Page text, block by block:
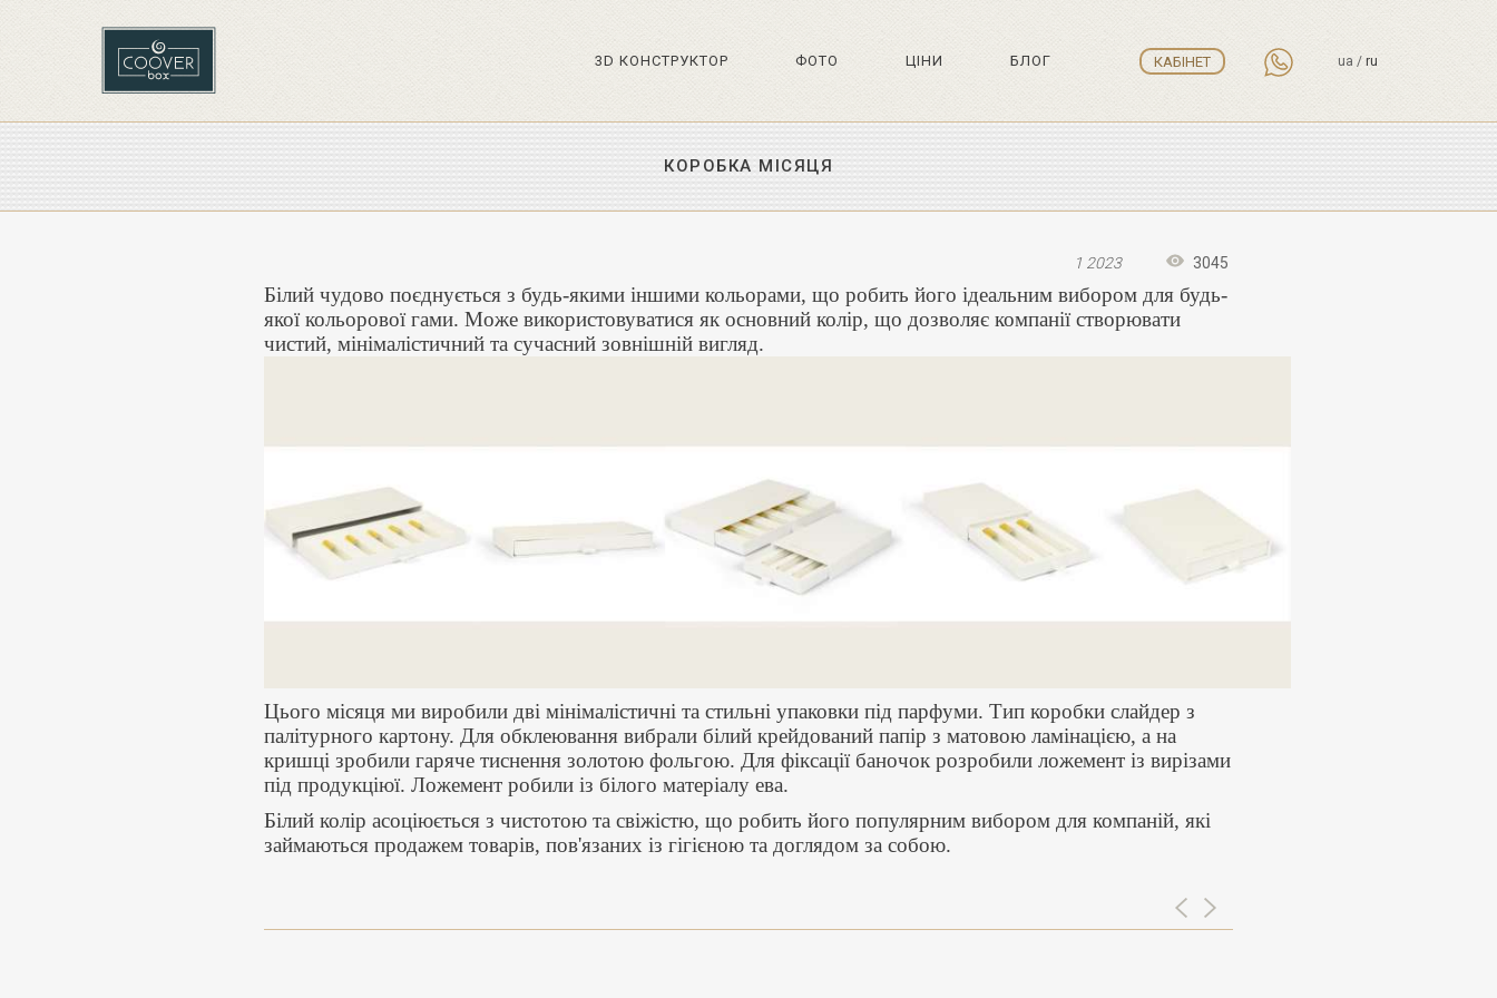
ua / ru
3D КОНСТРУКТОР ФОТО ЦIНИ БЛОГ КАБІНЕТ
КОРОБКА МІСЯЦЯ
3045
1 2023
Білий чудово поєднується з будь-якими іншими кольорами, що робить його ідеальним вибором для будь-
якої кольорової гами. Може використовуватися як основний колір, що дозволяє компанії створювати
чистий, мінімалістичний та сучасний зовнішній вигляд.
Цього місяця ми виробили дві мінімалістичні та стильні упаковки під парфуми. Тип коробки слайдер з
палітурного картону. Для обклеювання вибрали білий крейдований папір з матовою ламінацією, а на
кришці зробили гаряче тиснення золотою фольгою. Для фіксації баночок розробили ложемент із вирізами
під продукціюї. Ложемент робили із білого матеріалу ева.
Білий колір асоціюється з чистотою та свіжістю, що робить його популярним вибором для компаній, які
займаються продажем товарів, пов'язаних із гігієною та доглядом за собою.